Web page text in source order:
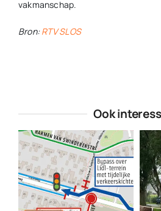
vakmanschap.
Bron:RTV SLOS
Ook